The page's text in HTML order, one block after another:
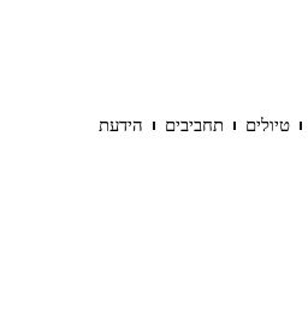
טיולים תחביבים הידעת